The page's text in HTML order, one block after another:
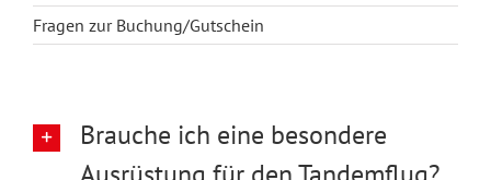
Fragen zur Buchung/Gutschein
Brauche ich eine besondere